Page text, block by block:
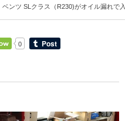
ベンツ SLクラス（R230)がオイル漏れで
0